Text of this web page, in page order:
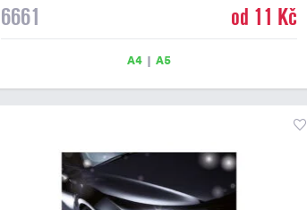
6661 máme ve formátu A4 a A5. Papírový diplom s
6661 od 11 Kč
A4| A5